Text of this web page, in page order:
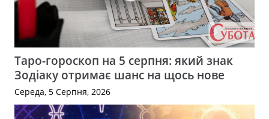
Таро-гороскоп на 5 серпня: який знак
Зодіаку отримає шанс на щось нове
Середа, 5 Серпня, 2026